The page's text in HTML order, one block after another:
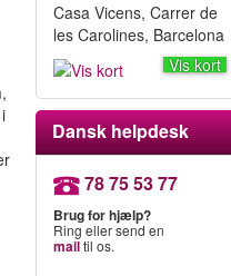
Casa Vicens, Carrer de
les Carolines, Barcelona
Vis kort
Dansk helpdesk
78 75 53 77
Brug for hjælp?
Ring eller send en
mailtil os.